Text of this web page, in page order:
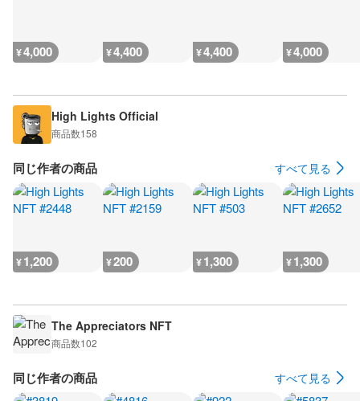
¥4,000 ¥4,400 ¥4,400 ¥4,000
High Lights Official
商品数158
同じ作者の商品 すべて見る
¥1,200 ¥200 ¥1,300 ¥1,300
The Appreciators NFT
商品数102
同じ作者の商品 すべて見る